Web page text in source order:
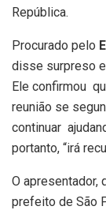
República.
Procurado pelo
disse surpreso
Ele confirmou
reunião se
continuar
portanto, “irá
O apresentador,
prefeito de São